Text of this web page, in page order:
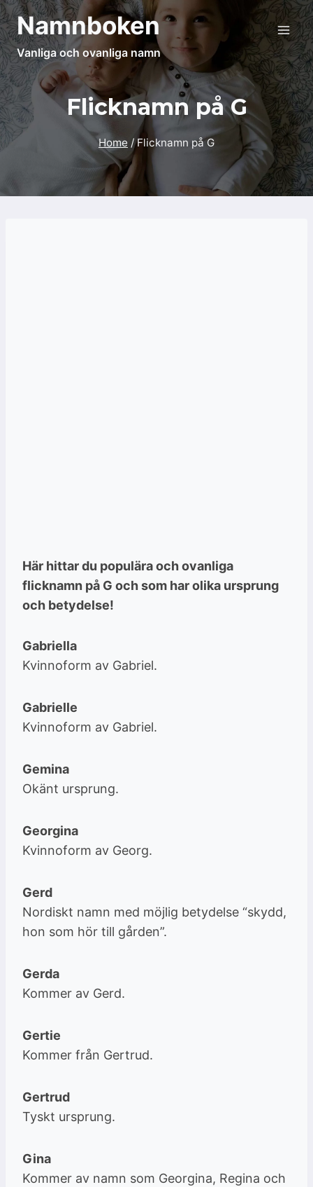
Skip
to
content
Namnboken
Vanliga och ovanliga namn
Flicknamn på G
Home / Flicknamn på G
Här hittar du populära och ovanliga
flicknamn på G och som har olika ursprung
och betydelse!
Gabriella
Kvinnoform av Gabriel.
Gabrielle
Kvinnoform av Gabriel.
Gemina
Okänt ursprung.
Georgina
Kvinnoform av Georg.
Gerd
Nordiskt namn med möjlig betydelse “skydd,
hon som hör till gården”.
Gerda
Kommer av Gerd.
Gertie
Kommer från Gertrud.
Gertrud
Tyskt ursprung.
Gina
Kommer av namn som Georgina, Regina och